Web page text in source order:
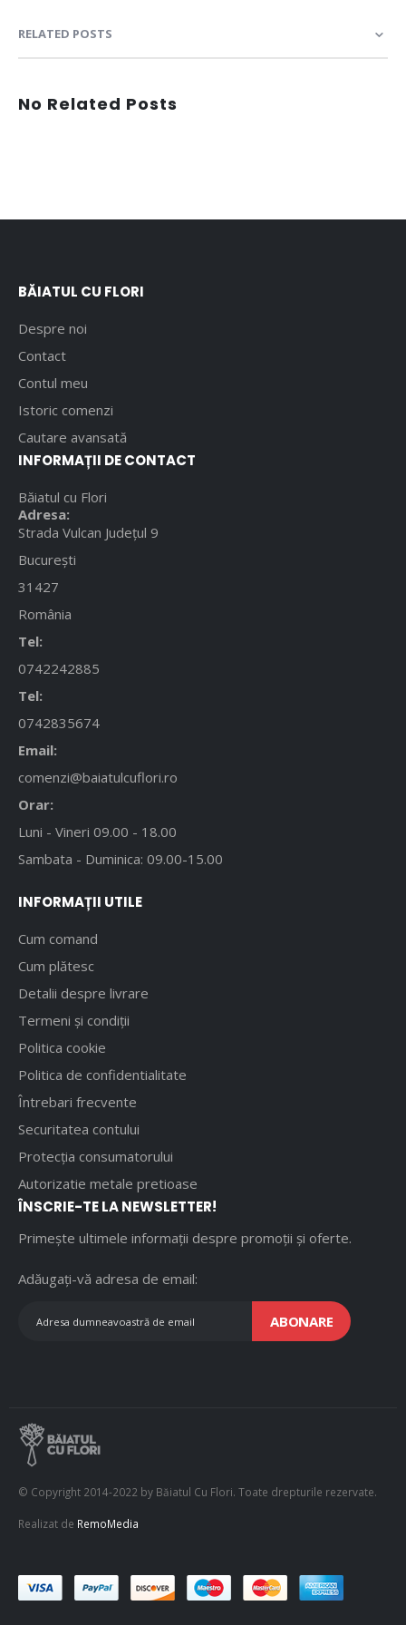
RELATED POSTS
No Related Posts
BĂIATUL CU FLORI
Despre noi
Contact
Contul meu
Istoric comenzi
Cautare avansată
INFORMAȚII DE CONTACT
Băiatul cu Flori
Adresa:
Strada Vulcan Județul 9
București
31427
România
Tel:
0742242885
Tel:
0742835674
Email:
comenzi@baiatulcuflori.ro
Orar:
Luni - Vineri 09.00 - 18.00
Sambata - Duminica: 09.00-15.00
INFORMAȚII UTILE
Cum comand
Cum plătesc
Detalii despre livrare
Termeni și condiții
Politica cookie
Politica de confidentialitate
Întrebari frecvente
Securitatea contului
Protecția consumatorului
Autorizatie metale pretioase
ÎNSCRIE-TE LA NEWSLETTER!
Primește ultimele informații despre promoții și oferte.
Adăugați-vă adresa de email:
ABONARE
© Copyright 2014-2022 by Băiatul Cu Flori. Toate drepturile rezervate.
Realizat de RemoMedia